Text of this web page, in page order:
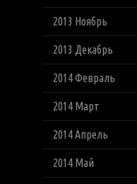
2013 Ноябрь
2013 Декабрь
2014 Февраль
2014 Март
2014 Апрель
2014 Май